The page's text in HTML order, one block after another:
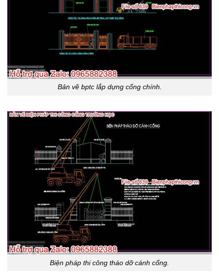
Bản vẽ bptc lắp dựng cổng chính.
Biện pháp thi công tháo dỡ cánh cổng.